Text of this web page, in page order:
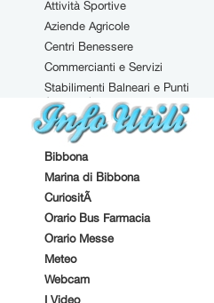
Attività Sportive
Aziende Agricole
Centri Benessere
Commercianti e Servizi
Stabilimenti Balneari e Punti
Attrezzati
Bibbona
Marina di Bibbona
CuriositÃ
Orario Bus Farmacia
Orario Messe
Meteo
Webcam
I Video